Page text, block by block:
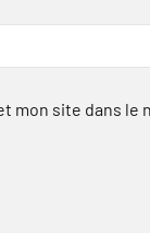
mon site dans le